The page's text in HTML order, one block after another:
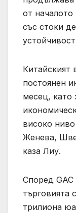
от началото
със стоки
Китайският
постоянен
месец, като
високо
Женева,
каза Лиу.
Според
търговията
трилиона